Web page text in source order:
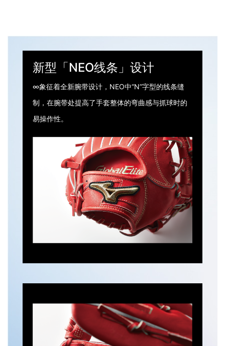
新型「NEO线条」设计
∞象征着全新腕带设计，NEO中“N”字型的线条缝
制，在腕带处提高了手套整体的弯曲感与抓球时的
易操作性。